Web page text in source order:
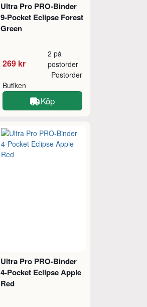
Ultra Pro PRO-Binder
9-Pocket Eclipse Forest
Green
269 kr
2 på
postorder
Butiken
Postorder
Köp
Ultra Pro PRO-Binder
4-Pocket Eclipse Apple
Red